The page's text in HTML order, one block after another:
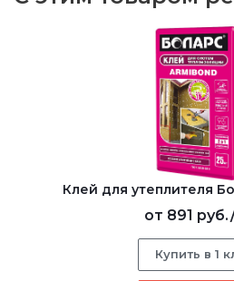
Клей для утеплителя
от 891 руб.
Купить в 1